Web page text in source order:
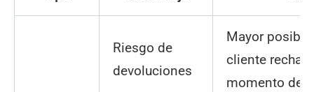
Riesgo de
devoluciones
Mayor
cliente
momento de